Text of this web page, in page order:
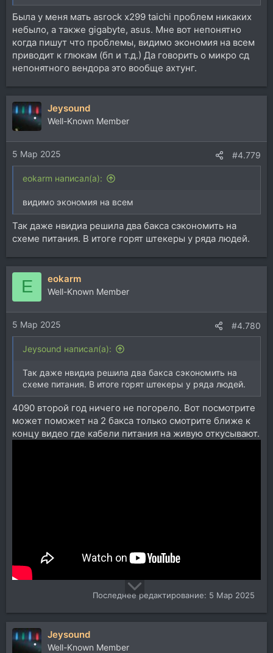
озвученном выше (название бренда). 9 мб/с при
передаче инфы на флешку. И не важно, юсб 2.0 или
3.0. На мини-пк что-то вроде полтинника было.
Была у меня мать asrock x299 taichi проблем никаких
небыло, а также gigabyte, asus. Мне вот непонятно
когда пишут что проблемы, видимо экономия на всем
приводит к глюкам (бп и т.д.) Да говорить о микро сд
непонятного вендора это вообще ахтунг.
Jeysound
Well-Known Member
5 Мар 2025 #4.779
eokarm написал(а):
видимо экономия на всем
Так даже нвидиа решила два бакса сэкономить на
схеме питания. В итоге горят штекеры у ряда людей.
E eokarm
Well-Known Member
5 Мар 2025 #4.780
Jeysound написал(а):
Так даже нвидиа решила два бакса сэкономить на
схеме питания. В итоге горят штекеры у ряда людей.
4090 второй год ничего не погорело. Вот посмотрите
может поможет на 2 бакса только смотрите ближе к
концу видео где кабели питания на живую откусывают.
Последнее редактирование: 5 Мар 2025
Jeysound
Well-Known Member